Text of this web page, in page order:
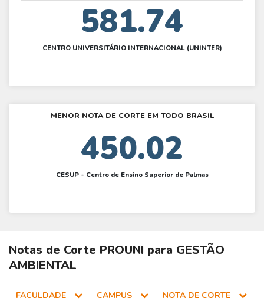
581.74
CENTRO UNIVERSITÁRIO INTERNACIONAL (UNINTER)
MENOR NOTA DE CORTE EM TODO BRASIL
450.02
CESUP - Centro de Ensino Superior de Palmas
Notas de Corte PROUNI para GESTÃO
AMBIENTAL
FACULDADE CAMPUS NOTA DE CORTE